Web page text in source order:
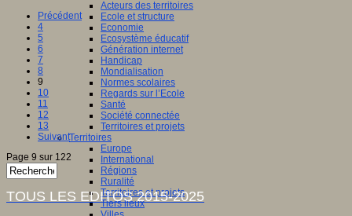
Acteurs des territoires
Ecole et structure
Economie
Ecosystème éducatif
Génération internet
Handicap
Mondialisation
Normes scolaires
Regards sur l’Ecole
Santé
Société connectée
Territoires et projets
Territoires
Europe
International
Régions
Ruralité
Territoires et projets
Tiers lieux
Précédent
4
5
6
7
8
9
10
11
12
13
Suivant
Page 9 sur 122
TOUS LES EDITOS 2015-2025